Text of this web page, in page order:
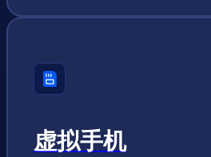
虚拟手机